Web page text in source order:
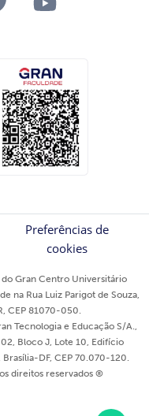
Preferências de
cookies
Gran Centro Universitário
na Rua Luiz Parigot de Souza,
CEP 81070-050.
Tecnologia e Educação S/A.,
Bloco J, Lote 10, Edifício
DF, CEP 70.070-120.
direitos reservados ®